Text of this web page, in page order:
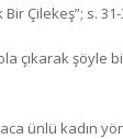
Bir Çilekeş”; s.
çıkarak şöyle
ünlü kadın